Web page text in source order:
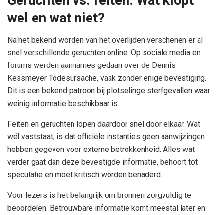
wel en wat niet?
Na het bekend worden van het overlijden verschenen er al
snel verschillende geruchten online. Op sociale media en
forums werden aannames gedaan over de Dennis
Kessmeyer Todesursache, vaak zonder enige bevestiging.
Dit is een bekend patroon bij plotselinge sterfgevallen waar
weinig informatie beschikbaar is.
Feiten en geruchten lopen daardoor snel door elkaar. Wat
wél vaststaat, is dat officiële instanties geen aanwijzingen
hebben gegeven voor externe betrokkenheid. Alles wat
verder gaat dan deze bevestigde informatie, behoort tot
speculatie en moet kritisch worden benaderd.
Voor lezers is het belangrijk om bronnen zorgvuldig te
beoordelen. Betrouwbare informatie komt meestal later en